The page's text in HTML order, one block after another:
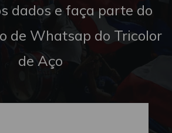
dados e faça parte do
de Whatsap do Tricolor
de Aço